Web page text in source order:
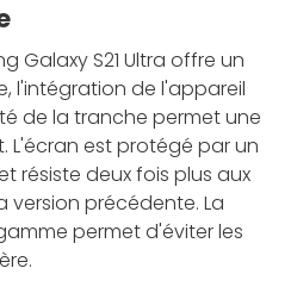
Galaxy S21 Ultra offre un
l'intégration de l'appareil
de la tranche permet une
L'écran est protégé par un
résiste deux fois plus aux
version précédente. La
permet d'éviter les